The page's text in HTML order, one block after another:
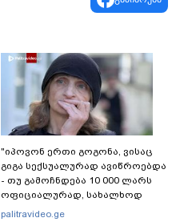
"იპოვონ ერთი გოგონა, ვისაც
გიგა სექსუალურად ავიწროებდა
- თუ გამოჩნდება 10 000 ლარს
ოფიციალურად, სახალხოდ
გადავცემ" - ეკა კუპატაძე
palitravideo.ge